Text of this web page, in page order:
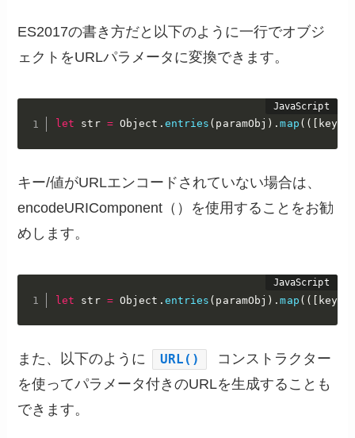
ES2017の書き方だと以下のように一行でオブジ
ェクトをURLパラメータに変換できます。
let str = Object . entries ( paramObj ) .map ( ( key
キー/値がURLエンコードされていない場合は、
encodeURIComponent（）を使用することをお勧
めします。
let str = Object . entries ( paramObj ) .map ( ( [ key
また、以下のように URL()
コンストラクター
を使ってパラメータ付きのURLを生成することも
できます。